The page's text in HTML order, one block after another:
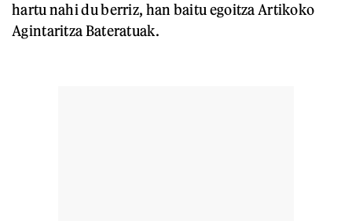
hartu nahi du berriz, han baitu egoitza Artikoko
Agintaritza Bateratuak.